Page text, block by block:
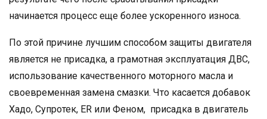
начинается процесс еще более ускоренного износа.
По этой причине лучшим способом защиты двигателя
является не присадка, а грамотная эксплуатация ДВС,
использование качественного моторного масла и
своевременная замена смазки. Что касается добавок
Хадо, Супротек, ER или Феном, присадка в двигатель